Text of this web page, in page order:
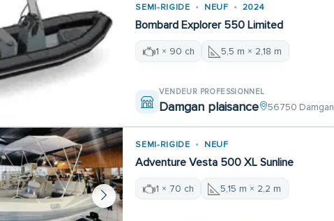
SEMI-RIGIDE NEUF 2024
Bombard Explorer 550 Limited
1 × 90 ch 5,5 m × 2,18 m
VENDEUR PROFESSIONNEL
Damgan plaisance 56750 Damgan
SEMI-RIGIDE NEUF
Adventure Vesta 500 XL Sunline
1 × 70 ch 5,15 m × 2,2 m